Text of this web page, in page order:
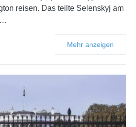
reisen. Das teilte Selenskyj am
Mehr anzeigen